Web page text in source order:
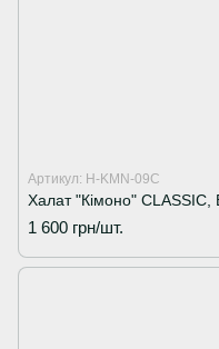
Артикул: H-KMN-09C
Халат "Кімоно" CLASSIC,
1 600 грн/шт.